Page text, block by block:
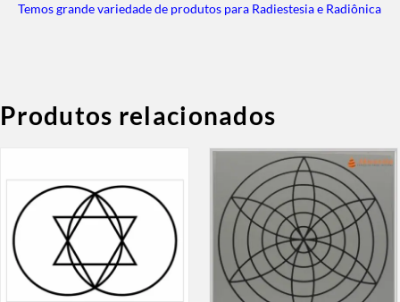
Temos grande variedade de produtos para Radiestesia e Radiônica
Produtos relacionados